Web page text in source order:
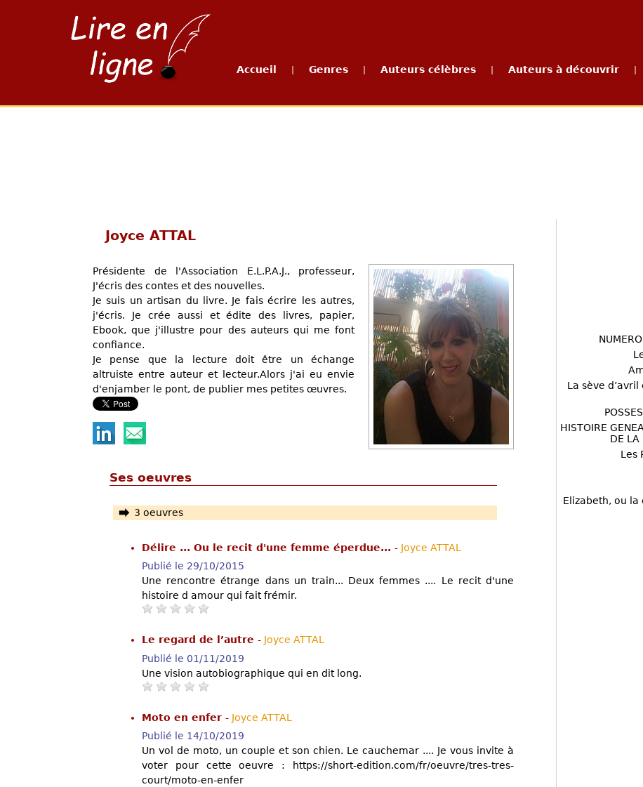
Accueil Genres Auteurs célèbres Auteurs à découvrir
Joyce ATTAL
Présidente de l'Association E.L.P.A.J., professeur,
J'écris des contes et des nouvelles.
Je suis un artisan du livre. Je fais écrire les autres,
j'écris. Je crée aussi et édite des livres, papier,
Ebook, que j'illustre pour des auteurs qui me font
confiance.
Je pense que la lecture doit être un échange
altruiste entre auteur et lecteur.Alors j'ai eu envie
d'enjamber le pont, de publier mes petites œuvres.
Ses oeuvres
3 oeuvres
Délire ... Ou le recit d'une femme éperdue... - Joyce ATTAL
Publié le 29/10/2015
Une rencontre étrange dans un train... Deux femmes .... Le recit d'une
histoire d amour qui fait frémir.
Le regard de l’autre - Joyce ATTAL
Publié le 01/11/2019
Une vision autobiographique qui en dit long.
Moto en enfer - Joyce ATTAL
Publié le 14/10/2019
Un vol de moto, un couple et son chien. Le cauchemar .... Je vous invite à
voter pour cette oeuvre : https://short-edition.com/fr/oeuvre/tres-tres-
court/moto-en-enfer
La sève
HISTOIRE
DE LA
Les
Elizabeth, ou la